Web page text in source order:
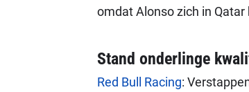
omdat Alonso zich in
Stand onderlinge
Red Bull Racing: